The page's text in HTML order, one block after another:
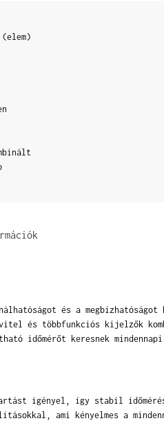
és a
és többfunkciós kijelzők
időmérőt keresnek
igényel, így stabil
ami kényelmes a